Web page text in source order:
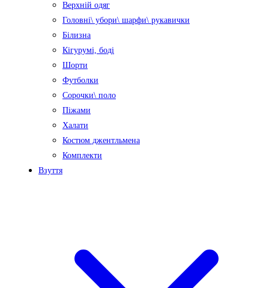
Верхній одяг
Головні\ убори\ шарфи\ рукавички
Білизна
Кігурумі, боді
Шорти
Футболки
Сорочки\ поло
Піжами
Халати
Костюм джентльмена
Комплекти
Взуття